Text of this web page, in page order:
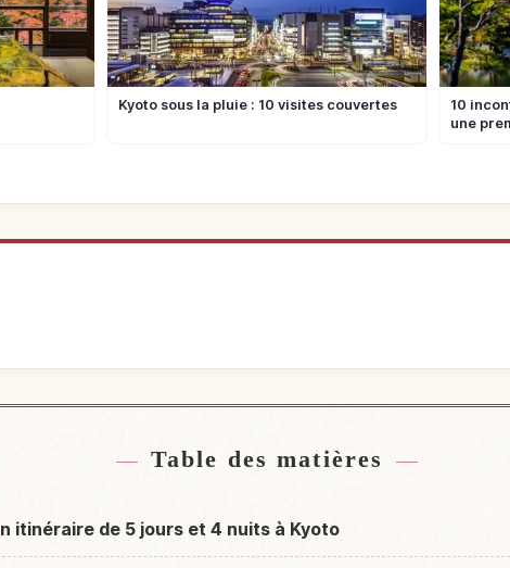
Kyoto sous la pluie : 10 visites couvertes
10
une
Table des matières
itinéraire de 5 jours et 4 nuits à Kyoto